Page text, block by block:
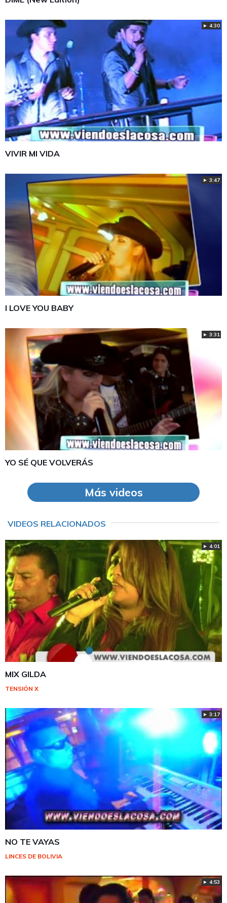
► 4:30
VIVIR MI VIDA
► 3:47
I LOVE YOU BABY
► 3:31
YO SÉ QUE VOLVERÁS
Más videos
VIDEOS RELACIONADOS
► 4:01
MIX GILDA
TENSIÓN X
► 3:17
NO TE VAYAS
LINCES DE BOLIVIA
► 4:53